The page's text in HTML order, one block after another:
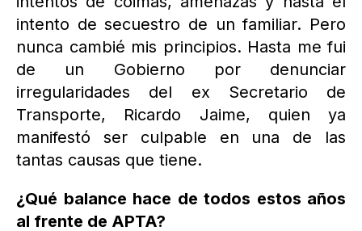
intento de secuestro de un familiar. Pero
nunca cambié mis principios. Hasta me fui
de un Gobierno por denunciar
irregularidades del ex Secretario de
Transporte, Ricardo Jaime, quien ya
manifestó ser culpable en una de las
tantas causas que tiene.
¿Qué balance hace de todos estos años
al frente de APTA?